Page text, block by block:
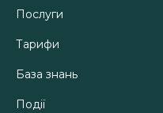
Послуги
Тарифи
База знань
Події